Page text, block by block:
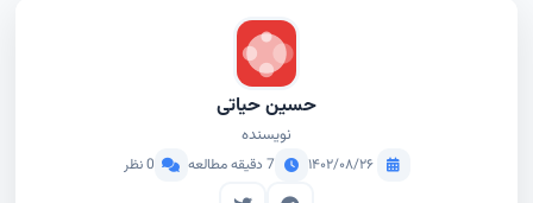
حسین حیاتی
نویسنده
۱۴۰۲/۰۸/۲۶ 7 دقیقه مطالعه 0 نظر